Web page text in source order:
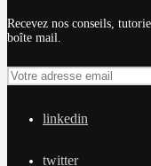
Recevez nos conseils,
boîte mail.
linkedin
twitter